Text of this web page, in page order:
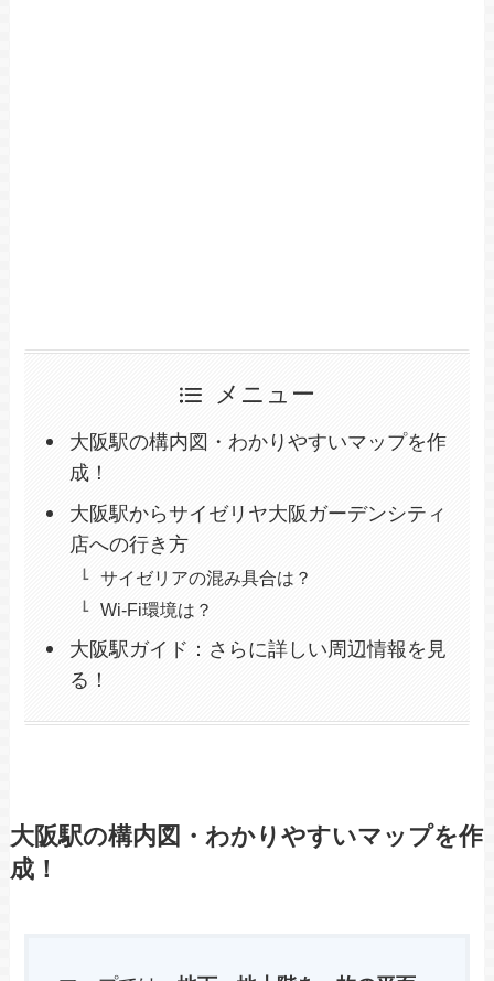
メニュー
大阪駅の構内図・わかりやすいマップを作
成！
大阪駅からサイゼリヤ大阪ガーデンシティ
店への行き方
サイゼリアの混み具合は？
Wi-Fi環境は？
大阪駅ガイド：さらに詳しい周辺情報を見
る！
大阪駅の構内図・わかりやすいマップを作
成！